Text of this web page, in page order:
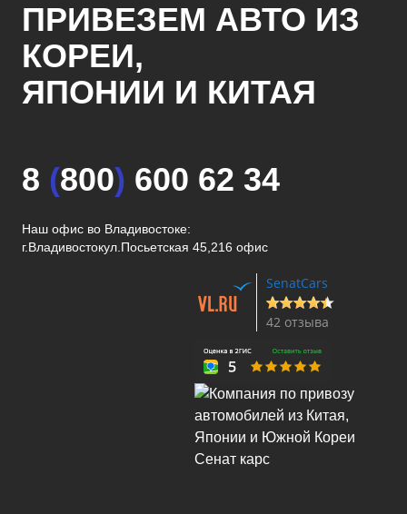
ПРИВЕЗЕМ АВТО ИЗ
КОРЕИ,
ЯПОНИИ И КИТАЯ
8 (800) 600 62 34
Наш офис во Владивостоке:
г.Владивостокул.Посьетская 45,216 офис
SenatCars
42 отзыва